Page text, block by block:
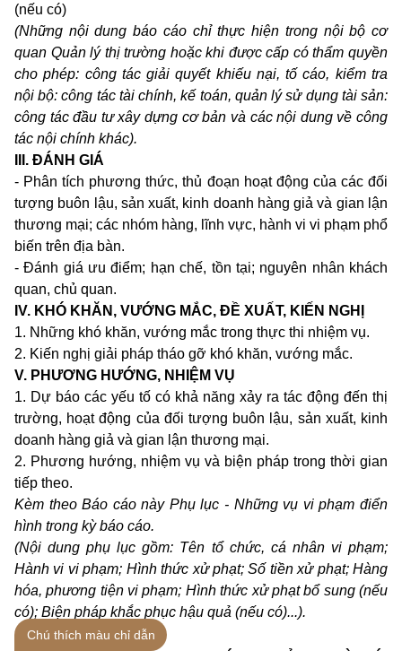
(nếu có)
(Những nội dung báo cáo chỉ thực hiện trong nội bộ cơ
quan Quản lý thị trường hoặc khi được cấp có thẩm quyền
cho phép: công tác giải quyết khiếu nại, tố cáo, kiểm tra
nội bộ: công tác tài chính, kế toán, quản lý sử dụng tài sản:
công tác đầu tư xây dựng cơ bản và các nội dung về công
tác nội chính khác).
III. ĐÁNH GIÁ
- Phân tích phương thức, thủ đoạn hoạt động của các đối
tượng buôn lậu, sản xuất, kinh doanh hàng giả và gian lận
thương mại; các nhóm hàng, lĩnh vực, hành vi vi phạm phổ
biến trên địa bàn.
- Đánh giá ưu điểm; hạn chế, tồn tại; nguyên nhân khách
quan, chủ quan.
IV. KHÓ KHĂN, VƯỚNG MẮC, ĐỀ XUẤT, KIẾN NGHỊ
1. Những khó khăn, vướng mắc trong thực thi nhiệm vụ.
2. Kiến nghị giải pháp tháo gỡ khó khăn, vướng mắc.
V. PHƯƠNG HƯỚNG, NHIỆM VỤ
1. Dự báo các yếu tố có khả năng xảy ra tác động đến thị
trường, hoạt động của đối tượng buôn lậu, sản xuất, kinh
doanh hàng giả và gian lận thương mại.
2. Phương hướng, nhiệm vụ và biện pháp trong thời gian
tiếp theo.
Kèm theo Báo cáo này Phụ lục - Những vụ vi phạm điển
hình trong kỳ báo cáo.
(Nội dung phụ lục gồm: Tên tổ chức, cá nhân vi phạm;
Hành vi vi phạm; Hình thức xử phạt; Số tiền xử phạt; Hàng
hóa, phương tiện vi phạm; Hình thức xử phạt bổ sung (nếu
có); Biện pháp khắc phục hậu quả (nếu có)...).
Chú thích màu chỉ dẫn